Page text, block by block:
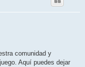
comunidad y
Aquí puedes dejar